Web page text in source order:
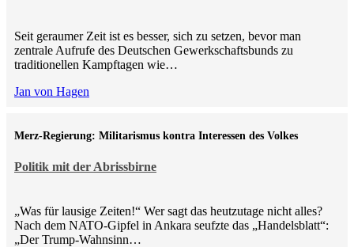
Seit geraumer Zeit ist es besser, sich zu setzen, bevor man
zentrale Aufrufe des Deutschen Gewerkschaftsbunds zu
traditionellen Kampftagen wie…
Jan von Hagen
Politik mit der Abrissbirne
Merz-Regierung: Militarismus kontra Inte­ressen des Volkes
„Was für lausige Zeiten!“ Wer sagt das heutzutage nicht alles?
Nach dem NATO-Gipfel in Ankara seufzte das „Handelsblatt“:
„Der Trump-Wahnsinn…